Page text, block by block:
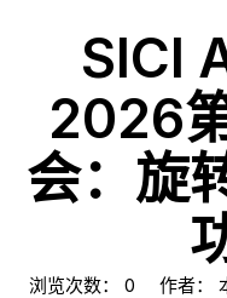
SICI
2026
会：旋
浏览次数： 0 作者：